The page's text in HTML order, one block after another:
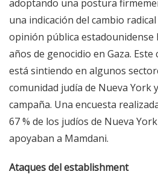
adoptando una postura
una indicación del cambio
opinión pública estadounidense
años de genocidio en Gaza.
está sintiendo en algunos
comunidad judía de Nueva York
campaña. Una encuesta
67 % de los judíos de Nueva
apoyaban a Mamdani.
Ataques del establishment